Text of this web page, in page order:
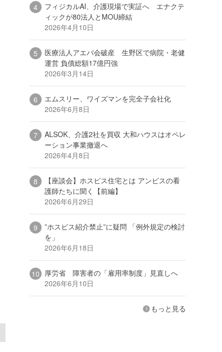
フィジカルAI、介護現場で実証へ エナクテ
ィックが80法人とMOU締結
2026年4月10日
医療法人アエバ会破産 生野区で病院・老健
運営 負債総額17億円強
2026年3月14日
エムスリー、ワイズマンを完全子会社化
2026年6月8日
ALSOK、介護2社を買収 大和ハウスはオペレ
ーション事業撤退へ
2026年4月8日
【座談会】ホスピス住宅とは アンビスの看
護師たちに聞く【前編】
2026年6月29日
”ホスピス紹介禁止”に疑問 「例外規定の検討
を」
2026年6月18日
厚労省 障害者の「雇用率制度」見直しへ
2026年6月10日
もっと見る